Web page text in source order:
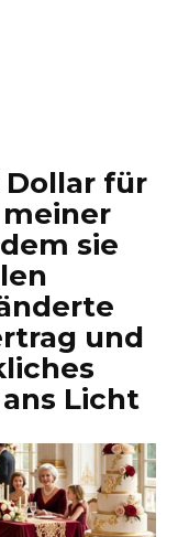
Dollar für
sie
und
Licht